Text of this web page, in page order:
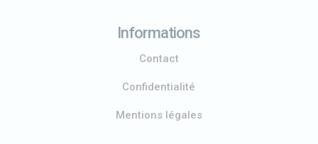
Informations
Contact
Confidentialité
Mentions légales